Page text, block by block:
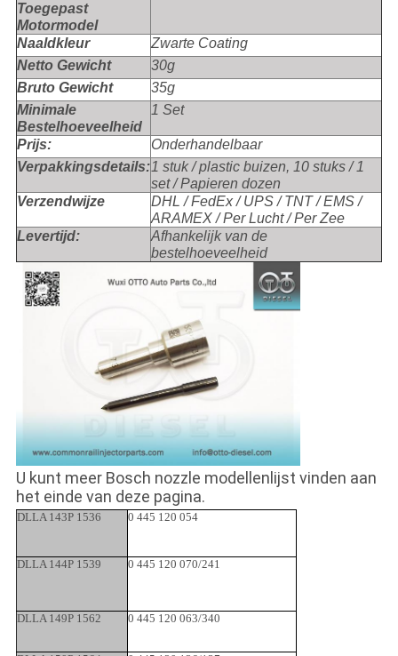
Toegepast
Motormodel
Naaldkleur
Zwarte Coating
Netto Gewicht
30g
Bruto Gewicht
35g
Minimale
Bestelhoeveelheid
1 Set
Prijs:
Onderhandelbaar
Verpakkingsdetails:1 stuk / plastic buizen, 10 stuks / 1
set / Papieren dozen
Verzendwijze
DHL / FedEx / UPS / TNT / EMS /
ARAMEX / Per Lucht / Per Zee
Levertijd:
Afhankelijk van de
bestelhoeveelheid
U kunt meer Bosch nozzle modellenlijst vinden aan
het einde van deze pagina.
DLLA 143P 1536 0 445 120 054
DLLA 144P 1539 0 445 120 070/241
DLLA 149P 1562 0 445 120 063/340